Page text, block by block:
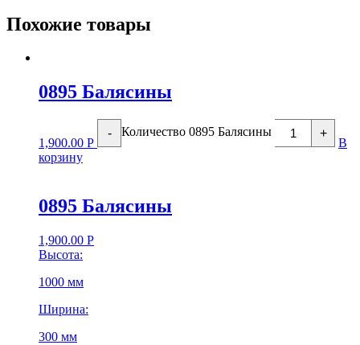
Похожие товары
0895 Балясины
1,900.00 Р
- Количество 0895 Балясины +
В
корзину
0895 Балясины
1,900.00 Р
Высота:
1000 мм
Ширина:
300 мм